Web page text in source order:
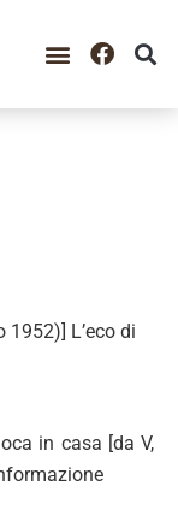
1952)] L’eco di
in casa [da V,